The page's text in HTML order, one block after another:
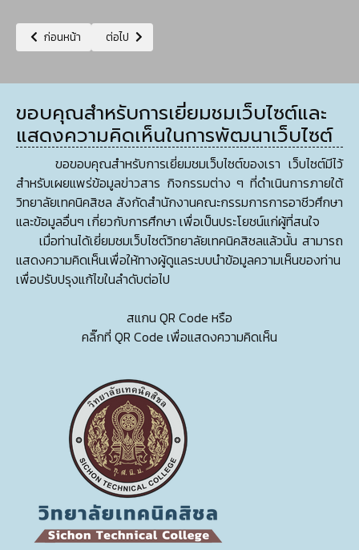
เนื้อหาก่อนหน้า: แผนภูมิบริหารแผนกวิชาช่างเชื่อมโลหะ
ก่อนหน้า เนื้อหาถัดไป: แผนภูมิบริหารแผนกวิชาช่างอิเล็กทรอนิกส์
ต่อไป
ขอบคุณสำหรับการเยี่ยมชมเว็บไซต์และ
แสดงความคิดเห็นในการพัฒนาเว็บไซต์
ขอขอบคุณสำหรับการเยี่ยมชมเว็บไซต์ของเรา เว็บไซต์มีไว้
สำหรับเผยแพร่ข้อมูลข่าวสาร กิจกรรมต่าง ๆ ที่ดำเนินการภายใต้
วิทยาลัยเทคนิคสิชล สังกัดสำนักงานคณะกรรมการการอาชีวศึกษา
และข้อมูลอื่นๆ เกี่ยวกับการศึกษา เพื่อเป็นประโยชน์แก่ผู้ที่สนใจ
เมื่อท่านได้เยี่ยมชมเว็บไซต์วิทยาลัยเทคนิคสิชลแล้วนั้น สามารถ
แสดงความคิดเห็นเพื่อให้ทางผู้ดูแลระบบนำข้อมูลความเห็นของท่าน
เพื่อปรับปรุงแก้ไขในลำดับต่อไป
สแกน QR Code หรือ
คลิ๊กที่ QR Code เพื่อแสดงความคิดเห็น